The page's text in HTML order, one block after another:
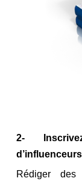
2-
d’influenceurs
Rédiger des